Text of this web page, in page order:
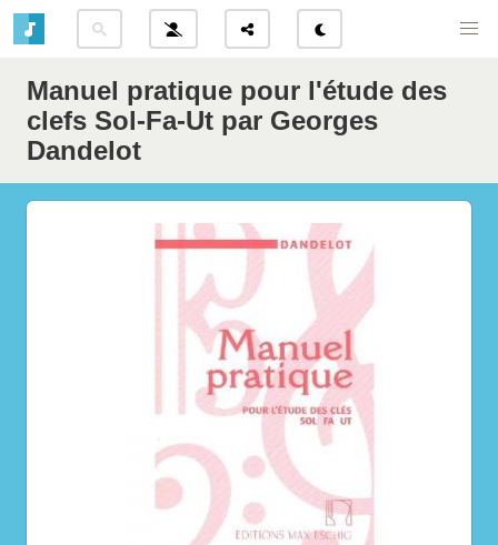
Manuel pratique pour l'étude des
clefs Sol-Fa-Ut par Georges
Dandelot